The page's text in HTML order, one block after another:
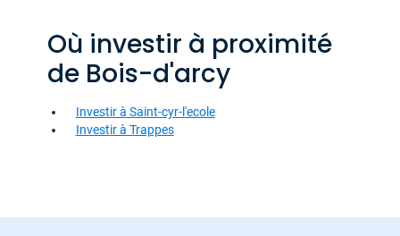
Où investir à proximité
de Bois-d'arcy
Investir à Saint-cyr-l'ecole
Investir à Trappes